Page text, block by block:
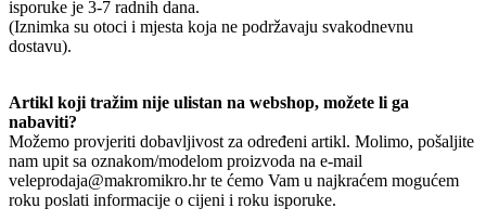
isporuke je 3-7 radnih dana.
(Iznimka su otoci i mjesta koja ne podržavaju svakodnevnu
dostavu).
Artikl koji tražim nije ulistan na webshop, možete li ga
nabaviti?
Možemo provjeriti dobavljivost za određeni artikl. Molimo, pošaljite
nam upit sa oznakom/modelom proizvoda na e-mail
veleprodaja@makromikro.hr te ćemo Vam u najkraćem mogućem
roku poslati informacije o cijeni i roku isporuke.